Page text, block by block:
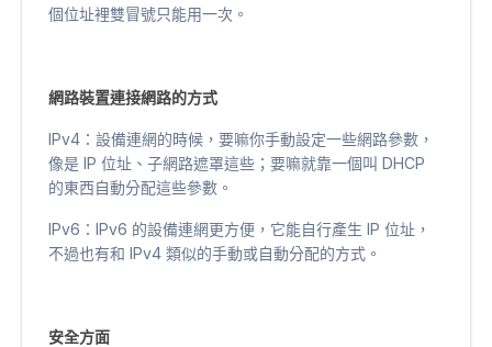
個位址裡雙冒號只能用一次。
網路裝置連接網路的方式
IPv4：設備連網的時候，要嘛你手動設定一些網路參數，
像是 IP 位址、子網路遮罩這些；要嘛就靠一個叫 DHCP
的東西自動分配這些參數。
IPv6：IPv6 的設備連網更方便，它能自行產生 IP 位址，
不過也有和 IPv4 類似的手動或自動分配的方式。
安全方面